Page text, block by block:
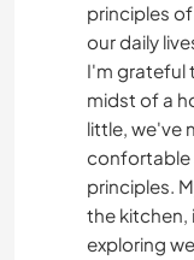
principles
our daily
I'm grateful
midst of a
little, we've
confortable
principles.
the kitchen,
exploring